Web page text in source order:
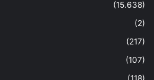
(15.638)
(2)
(217)
(107)
(118)